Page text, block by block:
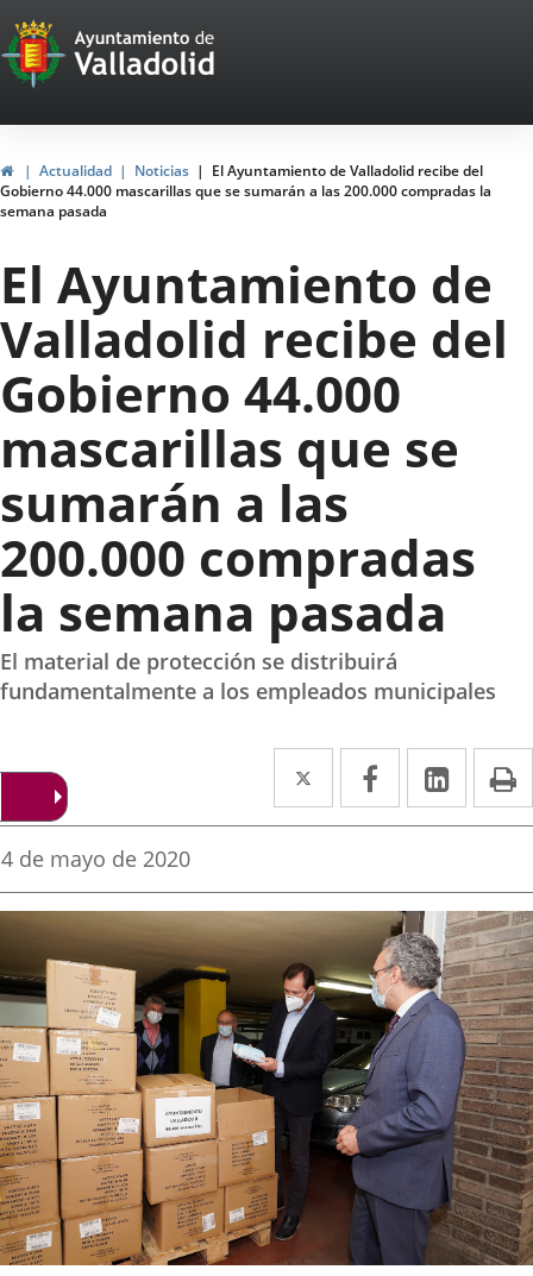
Portal
Web
del
Ayuntamiento
de
Valladolid
InicioActualidad Noticias
El Ayuntamiento de Valladolid recibe del
Gobierno 44.000 mascarillas que se sumarán a las 200.000 compradas la
semana pasada
El Ayuntamiento de
Valladolid recibe del
Gobierno 44.000
mascarillas que se
sumarán a las
200.000 compradas
la semana pasada
El material de protección se distribuirá
fundamentalmente a los empleados municipales
Twitter
Enlace
a
aplicación
externa.
Facebook
Enlace
a
aplicación
externa.
Enlace
a
Fecha
la
noticia
4 de mayo de 2020